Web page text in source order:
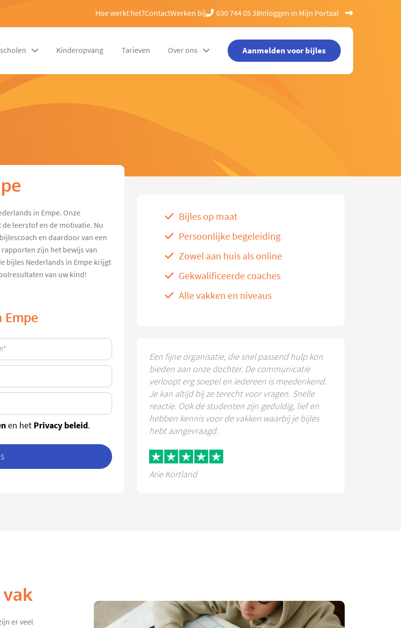
Hoe werkt het?ContactWerken bij 030 744 05 38Inloggen in Mijn Portaal
Kinderopvang Tarieven Over ons Aanmelden voor bijles
in Empe. Onze
leerstof en de motivatie. Nu
en daardoor van een
zijn het bewijs van
bijles Nederlands in Empe krijgt
van uw kind!
en het Privacy beleid.
Bijles op maat
Persoonlijke begeleiding
Zowel aan huis als online
Gekwalificeerde coaches
Alle vakken en niveaus
Een fijne organisatie, die snel passend hulp kon
bieden aan onze dochter. De communicatie
verloopt erg soepel en iedereen is meedenkend.
Je kan altijd bij ze terecht voor vragen. Snelle
reactie. Ook de studenten zijn geduldig, lief en
hebben kennis voor de vakken waarbij je bijles
hebt aangevraagd.
Arie Kortland
er veel